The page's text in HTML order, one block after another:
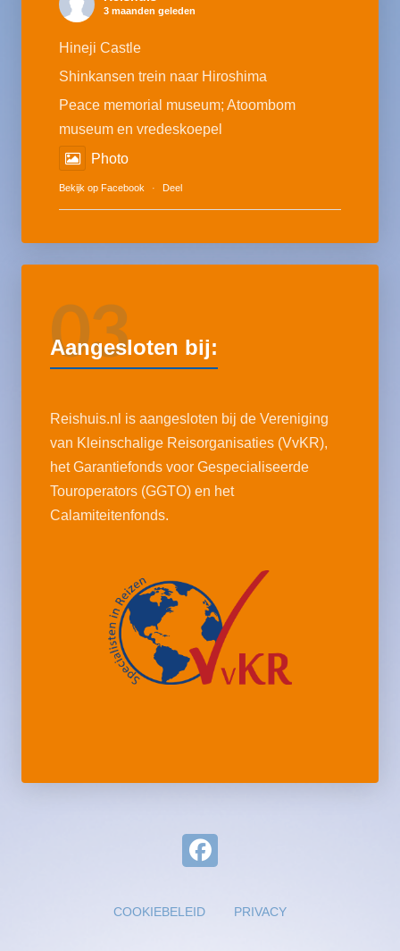
3 maanden geleden
Hineji Castle
Shinkansen trein naar Hiroshima
Peace memorial museum; Atoombom
museum en vredeskoepel
Photo
Bekijk op Facebook · Deel
03
Aangesloten bij:
Reishuis.nl is aangesloten bij de Vereniging
van Kleinschalige Reisorganisaties (VvKR),
het Garantiefonds voor Gespecialiseerde
Touroperators (GGTO) en het
Calamiteitenfonds.
COOKIEBELEID PRIVACY